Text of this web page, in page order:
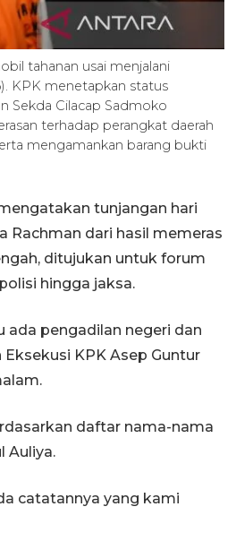
tahanan usai menjalani
KPK menetapkan status
Sekda Cilacap Sadmoko
terhadap perangkat daerah
mengamankan barang bukti
tunjangan hari
Rachman dari hasil memeras
ditujukan untuk forum
hingga jaksa.
ada pengadilan negeri dan
KPK Asep Guntur
daftar nama-nama
Auliya.
catatannya yang kami